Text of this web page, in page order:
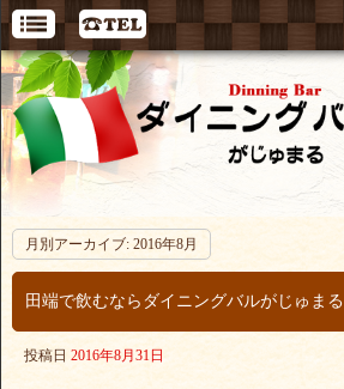
月別アーカイブ: 2016年8月
田端で飲むならダイニングバルがじゅまる
投稿日 2016年8月31日